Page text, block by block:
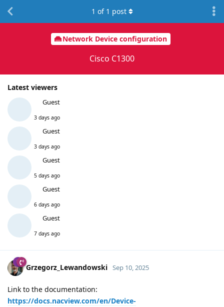
Network Device configuration
Cisco C1300
Latest viewers
Guest
3 days ago
Guest
3 days ago
Guest
5 days ago
Guest
6 days ago
Guest
7 days ago
1 of 1 post
Grzegorz_Lewandowski Sep 10, 2025
Link to the documentation:
https://docs.nacview.com/en/Device-